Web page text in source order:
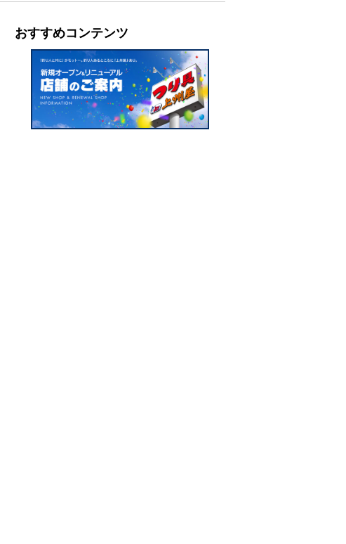
おすすめコンテンツ